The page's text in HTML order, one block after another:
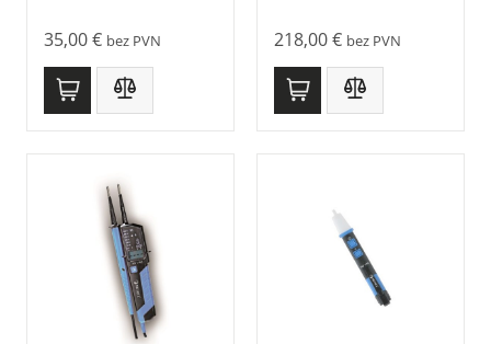
35,00€ bez PVN 218,00€ bez PVN